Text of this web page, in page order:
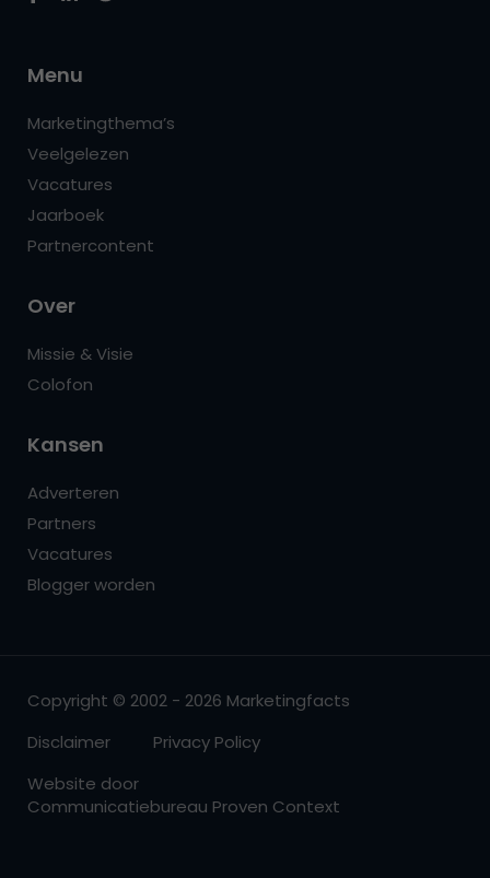
Menu
Marketingthema’s
Veelgelezen
Vacatures
Jaarboek
Partnercontent
Over
Missie & Visie
Colofon
Kansen
Adverteren
Partners
Vacatures
Blogger worden
Copyright © 2002 - 2026 Marketingfacts
Disclaimer
Privacy Policy
Website door
Communicatiebureau Proven Context